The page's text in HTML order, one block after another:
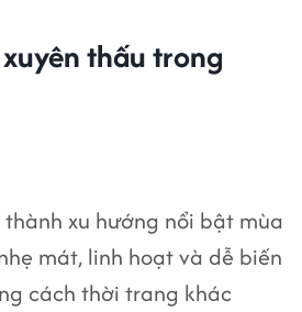
thấu trong
xu hướng nổi bật mùa
mát, linh hoạt và dễ biến
cách thời trang khác